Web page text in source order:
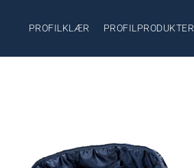
PROFILKLÆR PROFILPRODUKTER